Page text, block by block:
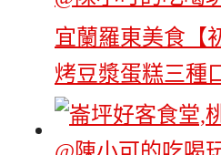
宜蘭羅東美食【
烤豆漿蛋糕三種